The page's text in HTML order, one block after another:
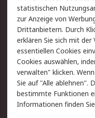
Hilfe
Rechtliches
AGB
Cookie-Richtlinie
Copyright/
statistischen
zur Anzeige von
Drittanbietern. Durch
erklären Sie sich mit
essentiellen Cookies
Cookies auswählen,
verwalten" klicken.
Sie auf "Alle ablehnen".
bestimmte Funktionen
Informationen finden